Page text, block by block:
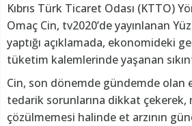
Kıbrıs Türk Ticaret Odası (KTTO)
Omaç Cin, tv2020’de yayınlanan
yaptığı açıklamada, ekonomideki
tüketim kalemlerinde yaşanan
Cin, son dönemde gündemde olan
tedarik sorunlarına dikkat çekerek,
çözülmemesi halinde et arzının